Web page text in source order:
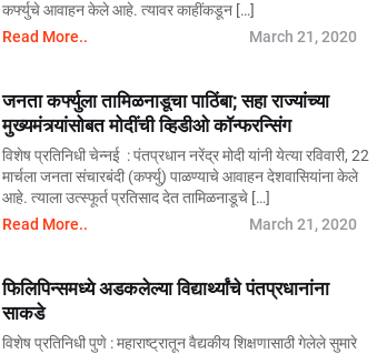
कर्फ्युचे आवाहन केले आहे. त्यावर काहींकडून […]
Read More..
March 21, 2020
जनता कर्फ्युला तामिळनाडूचा पाठिंबा; सहा राज्यांच्या
मुख्यमंत्र्यांसोबत मोदींची व्हिडीओ कॉन्फरन्सिंग
विशेष प्रतिनिधी चेन्नई : पंतप्रधान नरेंद्र मोदी यांनी येत्या रविवारी, 22
मार्चला जनता संचारबंदी (कर्फ्यु) पाळण्याचे आवाहन देशवासियांना केले
आहे. त्याला उत्स्फूर्त प्रतिसाद देत तामिळनाडूचे […]
Read More..
March 21, 2020
फिलिपिन्समध्ये अडकलेल्या विद्यार्थ्यांचे पंतप्रधानांना
साकडे
विशेष प्रतिनिधी पुणे : महाराष्ट्रातून वैद्यकीय शिक्षणासाठी गेलेले सुमारे